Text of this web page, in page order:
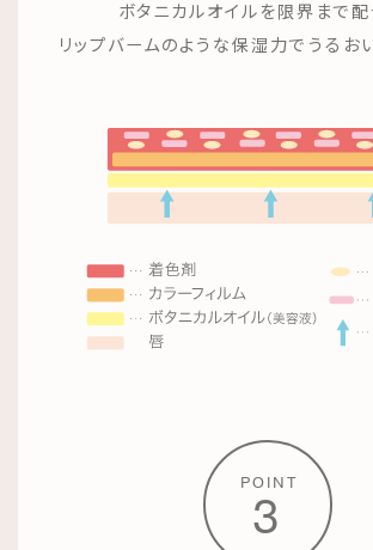
ボタニカルオイルを限界まで配
リップバームのような保湿力でうるお
POINT
3